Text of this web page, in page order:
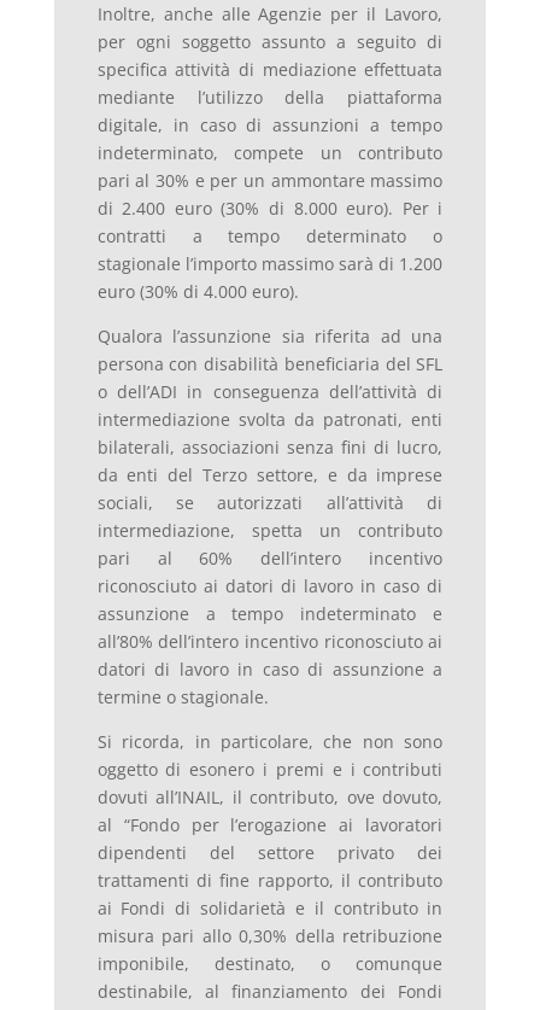
Inoltre, anche alle Agenzie per il Lavoro,
per ogni soggetto assunto a seguito di
specifica attività di mediazione effettuata
mediante l’utilizzo della piattaforma
digitale, in caso di assunzioni a tempo
indeterminato, compete un contributo
pari al 30% e per un ammontare massimo
di 2.400 euro (30% di 8.000 euro). Per i
contratti a tempo determinato o
stagionale l’importo massimo sarà di 1.200
euro (30% di 4.000 euro).
Qualora l’assunzione sia riferita ad una
persona con disabilità beneficiaria del SFL
o dell’ADI in conseguenza dell’attività di
intermediazione svolta da patronati, enti
bilaterali, associazioni senza fini di lucro,
da enti del Terzo settore, e da imprese
sociali, se autorizzati all’attività di
intermediazione, spetta un contributo
pari al 60% dell’intero incentivo
riconosciuto ai datori di lavoro in caso di
assunzione a tempo indeterminato e
all’80% dell’intero incentivo riconosciuto ai
datori di lavoro in caso di assunzione a
termine o stagionale.
Si ricorda, in particolare, che non sono
oggetto di esonero i premi e i contributi
dovuti all’INAIL, il contributo, ove dovuto,
al “Fondo per l’erogazione ai lavoratori
dipendenti del settore privato dei
trattamenti di fine rapporto, il contributo
ai Fondi di solidarietà e il contributo in
misura pari allo 0,30% della retribuzione
imponibile, destinato, o comunque
destinabile, al finanziamento dei Fondi